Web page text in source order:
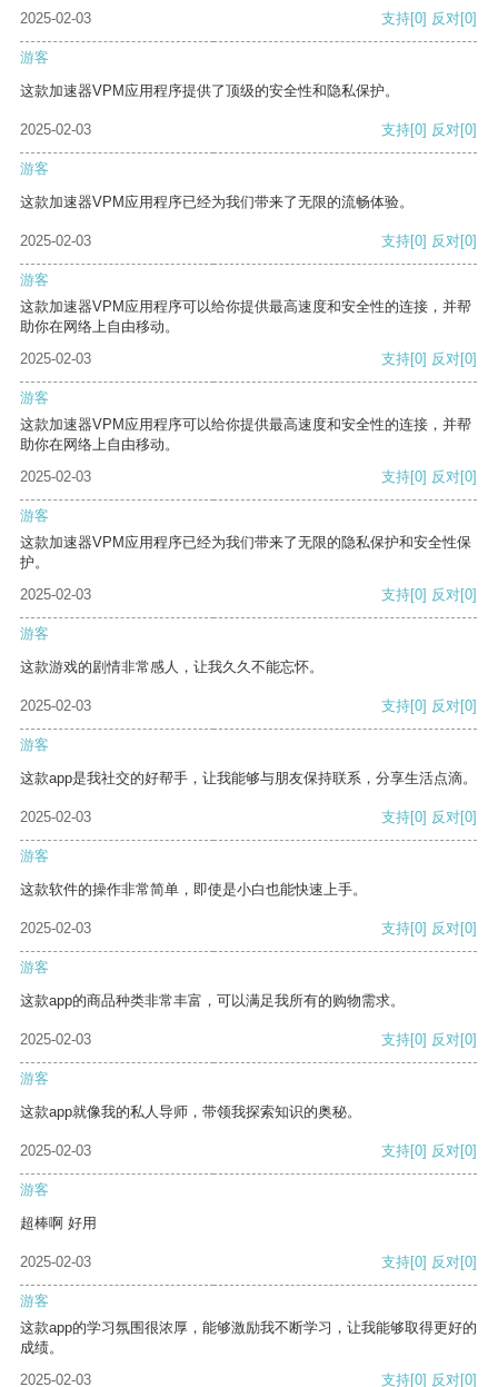
2025-02-03 支持[0] 反对[0]
游客
这款加速器VPM应用程序提供了顶级的安全性和隐私保护。
2025-02-03 支持[0] 反对[0]
游客
这款加速器VPM应用程序已经为我们带来了无限的流畅体验。
2025-02-03 支持[0] 反对[0]
游客
这款加速器VPM应用程序可以给你提供最高速度和安全性的连接，并帮
助你在网络上自由移动。
2025-02-03
支持[0] 反对[0]
游客
这款加速器VPM应用程序可以给你提供最高速度和安全性的连接，并帮
助你在网络上自由移动。
2025-02-03
支持[0] 反对[0]
游客
这款加速器VPM应用程序已经为我们带来了无限的隐私保护和安全性保
护。
2025-02-03
支持[0] 反对[0]
游客
这款游戏的剧情非常感人，让我久久不能忘怀。
2025-02-03 支持[0] 反对[0]
游客
这款app是我社交的好帮手，让我能够与朋友保持联系，分享生活点滴。
2025-02-03 支持[0] 反对[0]
游客
这款软件的操作非常简单，即使是小白也能快速上手。
2025-02-03 支持[0] 反对[0]
游客
这款app的商品种类非常丰富，可以满足我所有的购物需求。
2025-02-03 支持[0] 反对[0]
游客
这款app就像我的私人导师，带领我探索知识的奥秘。
2025-02-03 支持[0] 反对[0]
游客
超棒啊 好用
2025-02-03 支持[0] 反对[0]
游客
这款app的学习氛围很浓厚，能够激励我不断学习，让我能够取得更好的
成绩。
2025-02-03
支持[0] 反对[0]